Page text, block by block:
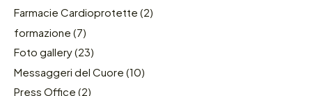
Farmacie Cardioprotette (2)
formazione (7)
Foto gallery(23)
Messaggeri del Cuore (10)
Press Office (2)